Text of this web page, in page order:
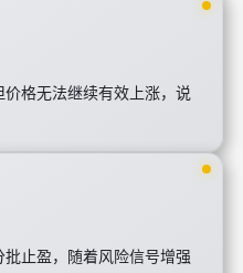
格无法继续有效上涨，说
止盈，随着风险信号增强